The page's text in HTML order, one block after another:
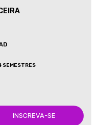
SEMESTRES
INSCREVA-SE